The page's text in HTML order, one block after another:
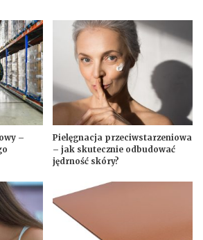
–
Pielęgnacja przeciwstarzeniowa
– jak skutecznie odbudować
jędrność skóry?